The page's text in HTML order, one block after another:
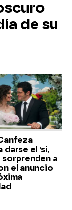
de su
darse el 'sí,
sorprenden a
el anuncio